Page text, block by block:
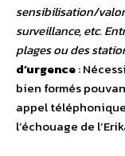
sensibilisation/
surveillance, etc.
plages ou des
d’urgence:
bien formés
appel
l’échouage de